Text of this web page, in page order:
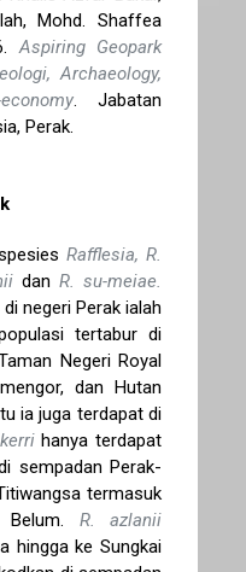
Mohd. Shaffea
Aspiring Geopark
Archaeology,
. Jabatan
Perak.
Rafflesia, R.
dan R. su-meiae.
negeri Perak ialah
tertabur di
Negeri Royal
dan Hutan
ia juga terdapat di
hanya terdapat
sempadan Perak-
termasuk
R. azlanii
hingga ke Sungkai